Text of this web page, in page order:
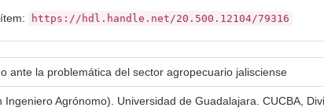
https://hdl.handle.net/20.500.12104/79316
ante la problemática del sector agropecuario jalisciense
Ingeniero Agrónomo). Universidad de Guadalajara. CUCBA,